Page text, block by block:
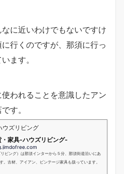
に近いわけでもないですけ
行くのですが、那須に行っ
ます。
われることを意識したアン
す。
ウズリビング
・家具-ハウズリビング-
ビング）は那須インターから５分、那須街道沿いにあ
。古材、アイアン、ビンテージ家具も扱っています。